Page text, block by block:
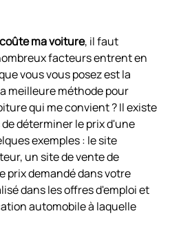
ma voiture, il faut
facteurs entrent en
vous vous posez est la
meilleure méthode pour
qui me convient ? Il existe
déterminer le prix d'une
exemples : le site
un site de vente de
prix demandé dans votre
dans les offres d'emploi et
automobile à laquelle